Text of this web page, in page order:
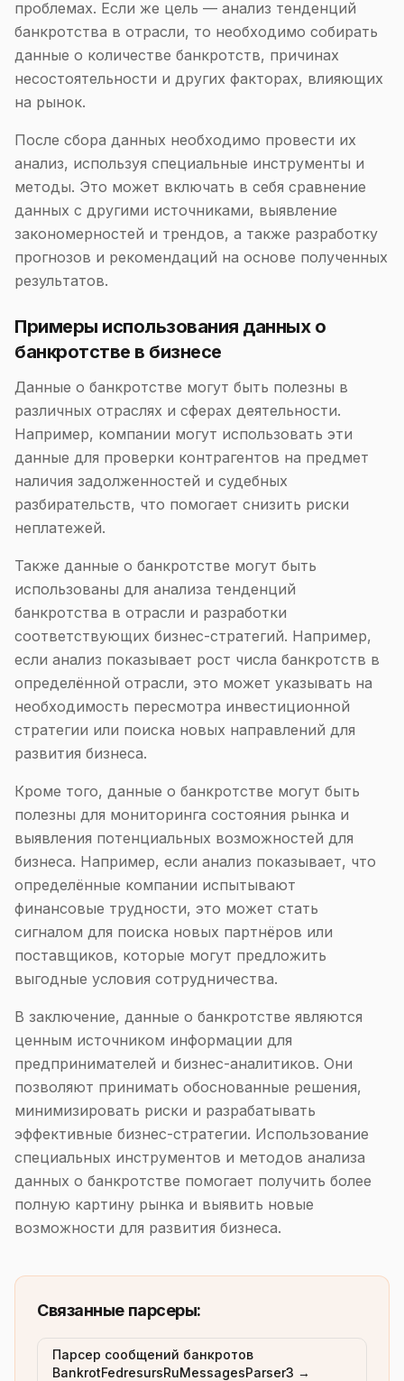
проблемах. Если же цель — анализ тенденций
банкротства в отрасли, то необходимо собирать
данные о количестве банкротств, причинах
несостоятельности и других факторах, влияющих
на рынок.
После сбора данных необходимо провести их
анализ, используя специальные инструменты и
методы. Это может включать в себя сравнение
данных с другими источниками, выявление
закономерностей и трендов, а также разработку
прогнозов и рекомендаций на основе полученных
результатов.
Примеры использования данных о
банкротстве в бизнесе
Данные о банкротстве могут быть полезны в
различных отраслях и сферах деятельности.
Например, компании могут использовать эти
данные для проверки контрагентов на предмет
наличия задолженностей и судебных
разбирательств, что помогает снизить риски
неплатежей.
Также данные о банкротстве могут быть
использованы для анализа тенденций
банкротства в отрасли и разработки
соответствующих бизнес-стратегий. Например,
если анализ показывает рост числа банкротств в
определённой отрасли, это может указывать на
необходимость пересмотра инвестиционной
стратегии или поиска новых направлений для
развития бизнеса.
Кроме того, данные о банкротстве могут быть
полезны для мониторинга состояния рынка и
выявления потенциальных возможностей для
бизнеса. Например, если анализ показывает, что
определённые компании испытывают
финансовые трудности, это может стать
сигналом для поиска новых партнёров или
поставщиков, которые могут предложить
выгодные условия сотрудничества.
В заключение, данные о банкротстве являются
ценным источником информации для
предпринимателей и бизнес-аналитиков. Они
позволяют принимать обоснованные решения,
минимизировать риски и разрабатывать
эффективные бизнес-стратегии. Использование
специальных инструментов и методов анализа
данных о банкротстве помогает получить более
полную картину рынка и выявить новые
возможности для развития бизнеса.
Связанные парсеры:
Парсер сообщений банкротов
BankrotFedresursRuMessagesParser3 →